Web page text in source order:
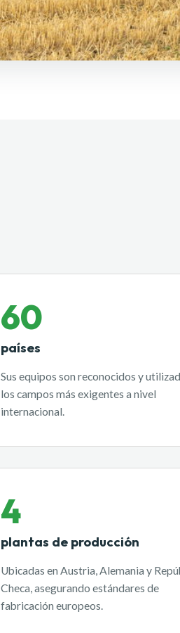
60
países
Sus equipos son reconocidos y
los campos más exigentes a nivel
internacional.
4
plantas de producción
Ubicadas en Austria, Alemania y
Checa, asegurando estándares de
fabricación europeos.